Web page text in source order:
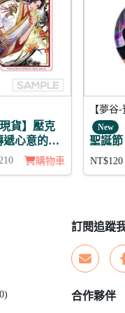
貨】壓克
遞心意的新
購物車
【夢谷-
New
聖誕
NT$120
訂閱追蹤
合作夥伴